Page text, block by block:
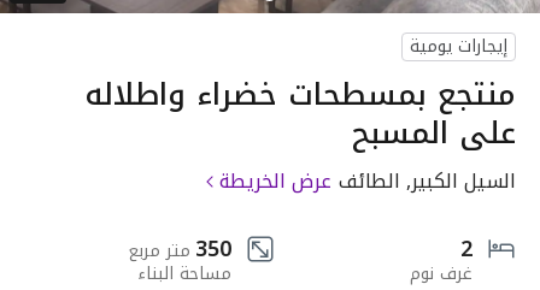
إيجارات يومية
منتجع بمسطحات خضراء واطلاله
على المسبح
السيل الكبير, الطائف عرض الخريطة
2
غرف نوم
350 متر مربع
مساحة البناء